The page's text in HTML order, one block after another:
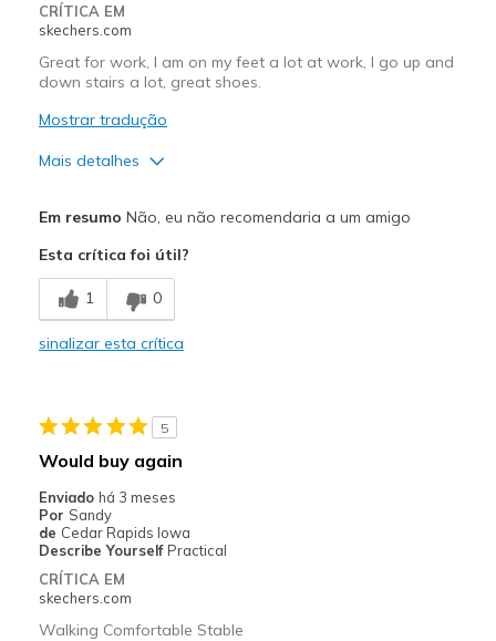
CRÍTICA EM
skechers.com
Great for work, I am on my feet a lot at work, I go up and
down stairs a lot, great shoes.
Mostrar tradução
Mais detalhes
Breathe Well
Comfortable
Width
Feels true to width
Sizing
Feels true to size
View On Shoes
Em resumo Não, eu não recomendaria a um amigo
Esta crítica foi útil?
1 0
sinalizar esta crítica
5
Would buy again
Enviado há 3 meses
Por Sandy
de Cedar Rapids Iowa
Describe Yourself Practical
CRÍTICA EM
skechers.com
Walking Comfortable Stable